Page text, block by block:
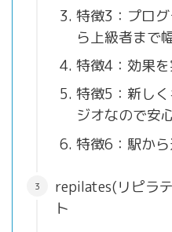
特徴3：プロ
ら上級者まで
特徴4：効果
特徴5：新し
ジオなので安
特徴6：駅か
repilates(リピラ
ト